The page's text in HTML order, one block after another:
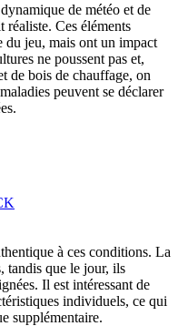
de météo et de
réaliste. Ces éléments
du jeu, mais ont un impact
ne poussent pas et,
de bois de chauffage, on
peuvent se déclarer
à ces conditions. La
tandis que le jour, ils
Il est intéressant de
individuels, ce qui
supplémentaire.